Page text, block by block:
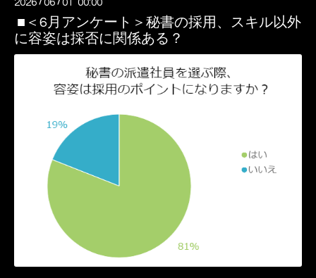
2026 /06 /01 00:00
■＜6月アンケート＞秘書の採用、スキル以外
に容姿は採否に関係ある？